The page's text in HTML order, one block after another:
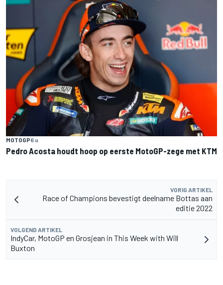
MOTOGP6 u
Pedro Acosta houdt hoop op eerste MotoGP-zege met KTM
VORIG ARTIKEL
Race of Champions bevestigt deelname Bottas aan
editie 2022
VOLGEND ARTIKEL
IndyCar, MotoGP en Grosjean in This Week with Will
Buxton